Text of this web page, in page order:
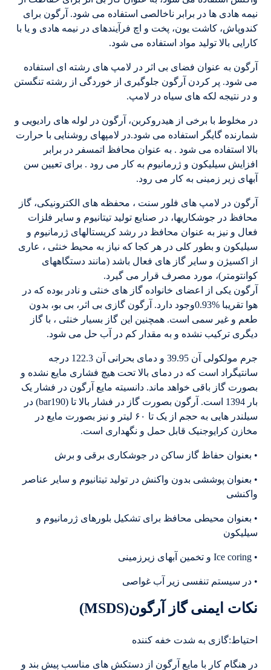
نیمه هادی ها در برابر ناخالصی استفاده می شود. آرگون برای
کندوپاش، کاشت یون، پخت و اچ فرآیندهای در نیمه هادی و یا با
کارایی بالا تولید مواد استفاده می شود.
آرگون به عنوان فضای بی اثر در لامپ های رشته ای استفاده
می شود. پر کردن آرگون جلوگیری از خوردگی از رشته تنگستن
و در نتیجه لکه های سیاه در لامپ.
در مخلوط با برخی از هیدروکربن، آرگون در لوله های رادیویی و
شمارنده گایگر استفاده می شود.در لامپهای روشنایی با حرارت
بالا استفاده می شود . به عنوان محافظ اتمسفر در برابر
افزایش سیلیکون و ژرمانیوم به کار می رود . برای تعیین سن
آبهای زیر زمینی به کار می رود.
آرگون در لامپ های فلور سنت ، محفظه های الکترونیکی، گاز
محافظ در جوشکاریها، در صنایع تولید تیتانیوم و سایر فلزات
فعال و نیز به عنوان محافظ در رشد کریستالهای ژرمانیوم و
سیلیکون و بطور کلی در هر کجا که نیاز به محیط خنثی ، عاری
از اکسیژن و سایر گاز های فعال باشد (مانند دستگاههای
کوانتومتر)، مورد مصرف قرار می گیرد.
آرگون یکی از اعضای خانواده گاز های خنثی و نادر بوده که در
هوا تقریبا %0.93وجود دارد. آرگون گازی بی اثر، بی بو، بدون
طعم و غیر سمی است. همچنین این گاز بسیار خنثی ، با گاز
دیگری ترکیب نشده و به مقدار کم در آب حل می شود.
جرم مولکولی آن 39.95 و دمای بحرانی آن 122.3 درجه
سانتیگراد است که در دمای بالا تحت هیچ فشاری مایع نشده و
بصورت گاز باقی خواهد ماند. دانسیته مایع آرگون در فشار یک
بار 1394 است. آرگون بصورت گاز در فشار بالا تا (bar190) در
سیلندر هایی به حجم از یک تا ۶۰ لیتر و نیز بصورت مایع در
مخازن کرایوجنیک قابل حمل و نگهداری است.
• بعنوان حفاظ گاز ساکن در جوشکاری برقی و برش
• بعنوان پوششی بدون واکنش در تولید تیتانیوم و سایر عناصر
واکنشی
• بعنوان محیطی محافظ برای تشکیل بلورهای ژرمانیوم و
سیلیکون
• Ice coring و تخمین آبهای زیرزمینی
• در سیستم تنفسی زیر آب غواصی
نکات ایمنی گاز آرگون(MSDS)
احتیاط:گازی به شدت خفه کننده
در هنگام کار با مایع آرگون از دستکش های مناسب پیش بند و